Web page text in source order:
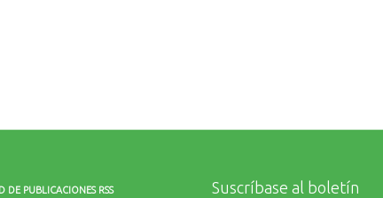
DE PUBLICACIONES RSS Suscríbase al boletín